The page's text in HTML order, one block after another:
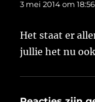
3 mei 2014 om 18:56
Het staat er
jullie het nu